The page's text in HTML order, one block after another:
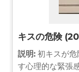
キスの危険
説明: 初キスが
す心理的な緊張